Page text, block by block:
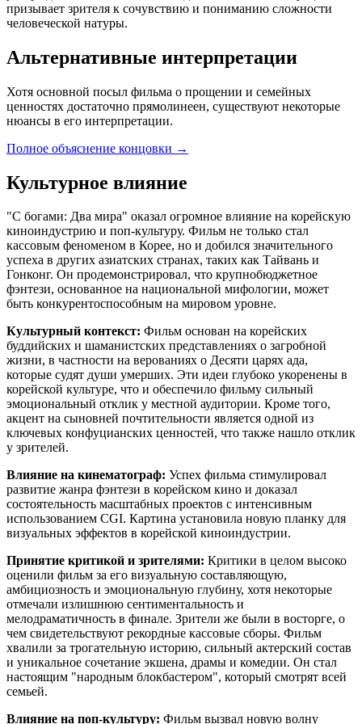
призывает зрителя к сочувствию и пониманию сложности
человеческой натуры.
Альтернативные интерпретации
Хотя основной посыл фильма о прощении и семейных
ценностях достаточно прямолинеен, существуют некоторые
нюансы в его интерпретации.
Полное объяснение концовки →
Культурное влияние
"С богами: Два мира" оказал огромное влияние на корейскую
киноиндустрию и поп-культуру. Фильм не только стал
кассовым феноменом в Корее, но и добился значительного
успеха в других азиатских странах, таких как Тайвань и
Гонконг. Он продемонстрировал, что крупнобюджетное
фэнтези, основанное на национальной мифологии, может
быть конкурентоспособным на мировом уровне.
Культурный контекст: Фильм основан на корейских
буддийских и шаманистских представлениях о загробной
жизни, в частности на верованиях о Десяти царях ада,
которые судят души умерших. Эти идеи глубоко укоренены в
корейской культуре, что и обеспечило фильму сильный
эмоциональный отклик у местной аудитории. Кроме того,
акцент на сыновней почтительности является одной из
ключевых конфуцианских ценностей, что также нашло отклик
у зрителей.
Влияние на кинематограф: Успех фильма стимулировал
развитие жанра фэнтези в корейском кино и доказал
состоятельность масштабных проектов с интенсивным
использованием CGI. Картина установила новую планку для
визуальных эффектов в корейской киноиндустрии.
Принятие критикой и зрителями: Критики в целом высоко
оценили фильм за его визуальную составляющую,
амбициозность и эмоциональную глубину, хотя некоторые
отмечали излишнюю сентиментальность и
мелодраматичность в финале. Зрители же были в восторге, о
чем свидетельствуют рекордные кассовые сборы. Фильм
хвалили за трогательную историю, сильный актерский состав
и уникальное сочетание экшена, драмы и комедии. Он стал
настоящим "народным блокбастером", который смотрят всей
семьей.
Влияние на поп-культуру: Фильм вызвал новую волну